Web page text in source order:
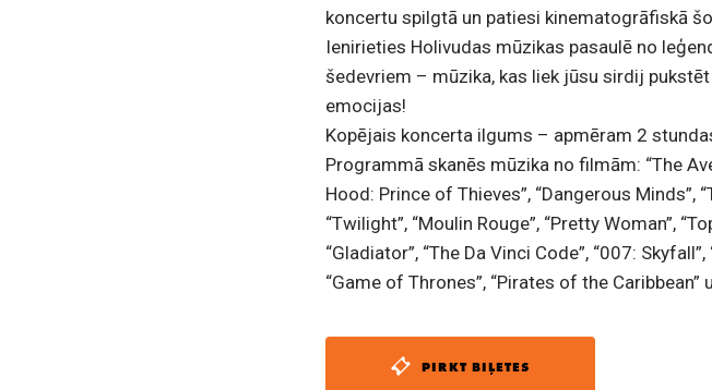
koncertu spilgtā un patiesi kinematogrāfiskā
Ienirieties Holivudas mūzikas pasaulē no
šedevriem – mūzika, kas liek jūsu sirdij
emocijas!
Kopējais koncerta ilgums – apmēram 2
Programmā skanēs mūzika no filmām: “The
Hood: Prince of Thieves”, “Dangerous Minds”,
“Twilight”, “Moulin Rouge”, “Pretty Woman”,
“Gladiator”, “The Da Vinci Code”, “007:
“Game of Thrones”, “Pirates of the Caribbean”
PIRKT BIĻETES